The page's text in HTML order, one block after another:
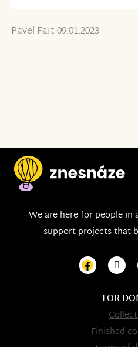
Pavel Fait 09.01.2023
We are here for people
support projects that
FOR
Finished